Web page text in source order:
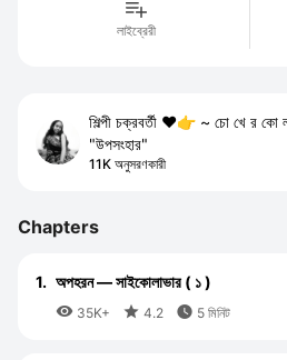
লাইব্রেরী
শিল্পী চক্রবর্তী ❤️👉 ~ চো খে র
"উপসংহার"
11K অনুসরণকারী
Chapters
1. অপহরন — সাইকোলাভার ( ১ )
 35K+  4.2  5 মিনিট